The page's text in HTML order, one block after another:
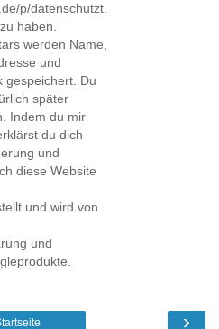
p/datenschutzt.
haben.
werden Name,
und
gespeichert. Du
später
Indem du mir
du dich
und
diese Website
und wird von
und
›